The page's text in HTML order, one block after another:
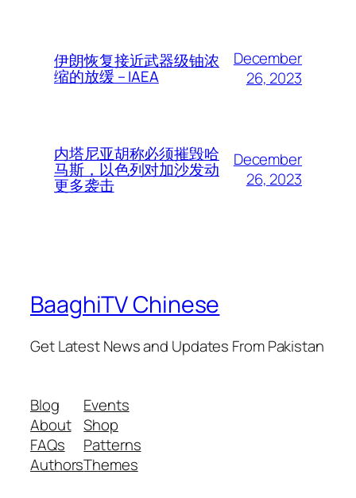
伊朗恢复接近武器级铀浓
缩的放缓 – IAEA
December
26, 2023
内塔尼亚胡称必须摧毁哈
马斯，以色列对加沙发动
更多袭击
December
26, 2023
BaaghiTV Chinese
Get Latest News and Updates From Pakistan
Blog
About
FAQs
Authors
Events
Shop
Patterns
Themes